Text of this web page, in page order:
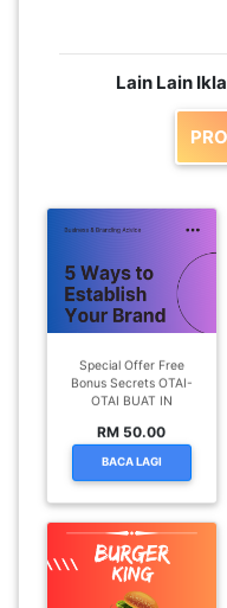
Lain Lain
Special Offer Free
Bonus Secrets OTAI-
OTAI BUAT IN
RM 50.00
BACA LAGI